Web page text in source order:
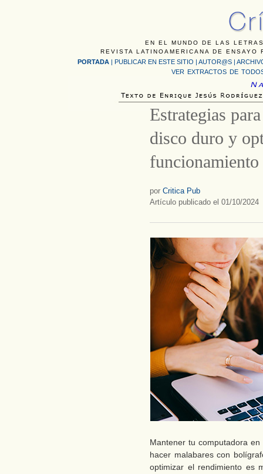
EN EL MUNDO DE LAS
REVISTA LATINOAMERICANA DE
PORTADA | PUBLICAR EN ESTE SITIO | AUTOR@S |
VER EXTRACTOS DE
Estrategias
disco duro y
por Critica Pub
Artículo publicado el 01/10/2024
Mantener tu computadora
hacer malabares con
optimizar el rendimiento es